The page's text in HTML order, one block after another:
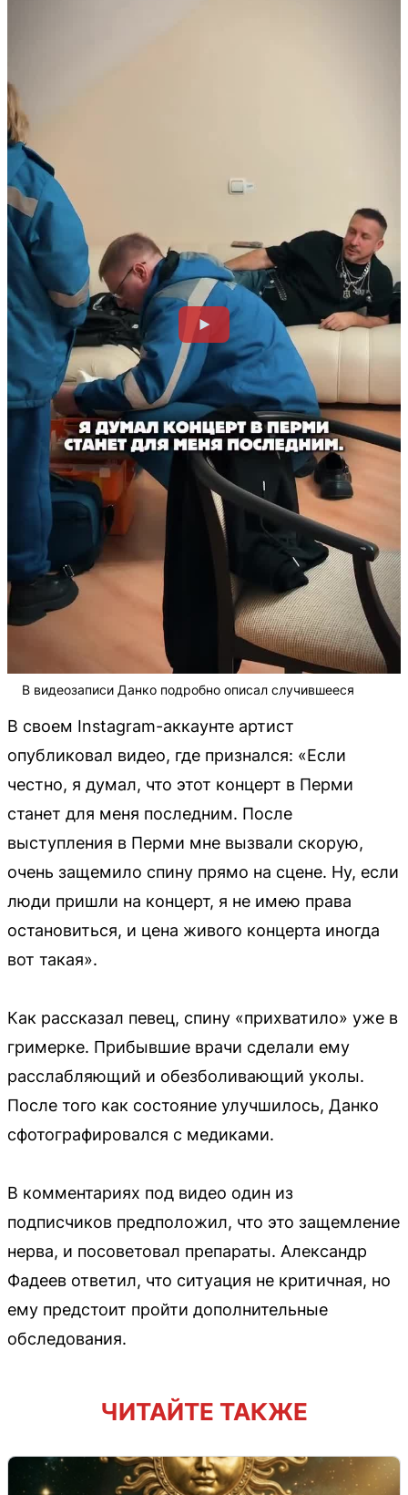
В видеозаписи Данко подробно описал случившееся
В своем Instagram-аккаунте артист
опубликовал видео, где признался: «Если
честно, я думал, что этот концерт в Перми
станет для меня последним. После
выступления в Перми мне вызвали скорую,
очень защемило спину прямо на сцене. Ну, если
люди пришли на концерт, я не имею права
остановиться, и цена живого концерта иногда
вот такая».
Как рассказал певец, спину «прихватило» уже в
гримерке. Прибывшие врачи сделали ему
расслабляющий и обезболивающий уколы.
После того как состояние улучшилось, Данко
сфотографировался с медиками.
В комментариях под видео один из
подписчиков предположил, что это защемление
нерва, и посоветовал препараты. Александр
Фадеев ответил, что ситуация не критичная, но
ему предстоит пройти дополнительные
обследования.
ЧИТАЙТЕ ТАКЖЕ